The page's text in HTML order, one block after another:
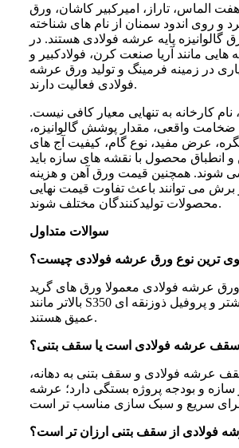
هفت الماس، تاراز، امیرکبیر کاشان، ورق
و روی اندود سمنان از نام های شناخته
گالوانیزه پایه عرشه فولادی هستند. در
هایی مانند آریا صنعت کرن، فولادکبیر و
در زمینه فرمینگ و تولید ورق عرشه
فولادی فعالیت دارند.
نام کارخانه به تنهایی معیار کافی نیست.
ضخامت واقعی، مقدار پوشش گالوانیزه،
عرض مفید، نوع گام، کیفیت آج های
و انطباق محصول با نقشه های سازه باید
شوند. همچنین قیمت ورق آهن و هزینه
می توانند باعث تفاوت قیمت نهایی
محصولات تولیدکنندگان مختلف شوند.
سوالات متداول
ترین نوع ورق عرشه فولادی چیست؟
عرشه فولادی معمولا ورق های گرید
بالاتر مانند S350 با ضخامت بیشتر و پروفیل ذوزنقه ای
عمیق هستند.
سقف عرشه فولادی است یا سقف بتنی؟
عرشه فولادی و سقف بتنی به دهانه،
سازه و بودجه پروژه بستگی دارد؛ عرشه
فولادی از سقف بتنی ارزان‌ تر است؟